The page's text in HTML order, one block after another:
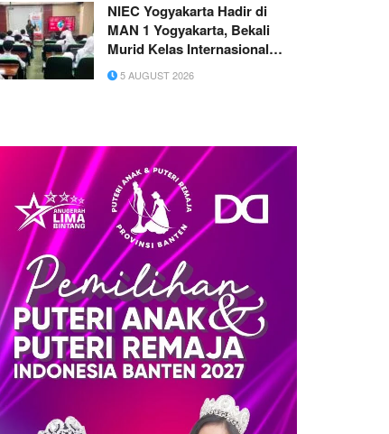
NIEC Yogyakarta Hadir di
MAN 1 Yogyakarta, Bekali
Murid Kelas Internasional
tentang Studi Luar Negeri
5 AUGUST 2026